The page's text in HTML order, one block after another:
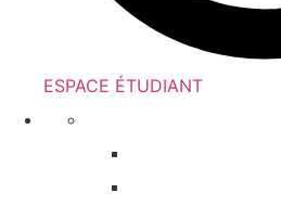
ESPACE ÉTUDIANT